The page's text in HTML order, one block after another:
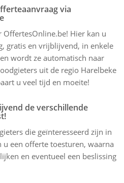
via
OffertesOnline.be! Hier kan u
gratis en vrijblijvend, in enkele
wordt ze automatisch naar
uit de regio Harelbeke
u veel tijd en moeite!
de verschillende
die geïnteresseerd zijn in
een offerte toesturen, waarna
en eventueel een beslissing